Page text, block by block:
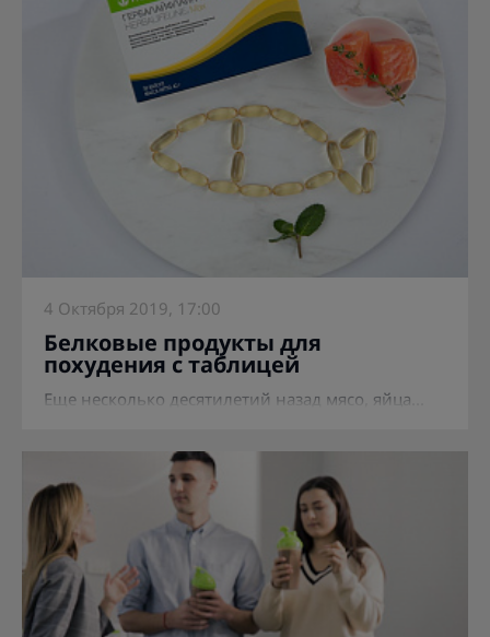
4 Октября 2019, 17:00
Белковые продукты для
похудения с таблицей
Еще несколько десятилетий назад мясо, яйца...